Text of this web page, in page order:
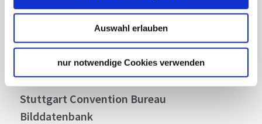
Auswahl erlauben
nur notwendige Cookies verwenden
Stellenangebote
Business
Stuttgart Convention Bureau
Bilddatenbank